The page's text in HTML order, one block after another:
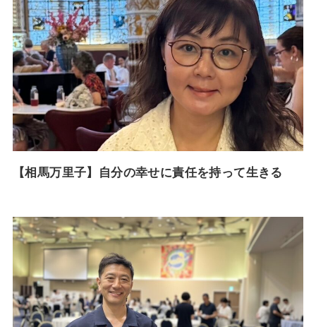
【相馬万里子】自分の幸せに責任を持って生きる